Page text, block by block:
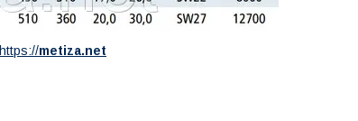
https://metiza.net